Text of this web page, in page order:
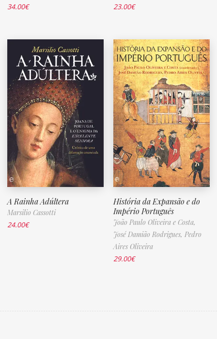
34.00€
23.00€
A Rainha Adúltera
Marsilio Cassotti
24.00€
História da Expansão e do
Império Português
João Paulo Oliveira e Costa,
José Damião Rodrigues, Pedro
Aires Oliveira
29.00€